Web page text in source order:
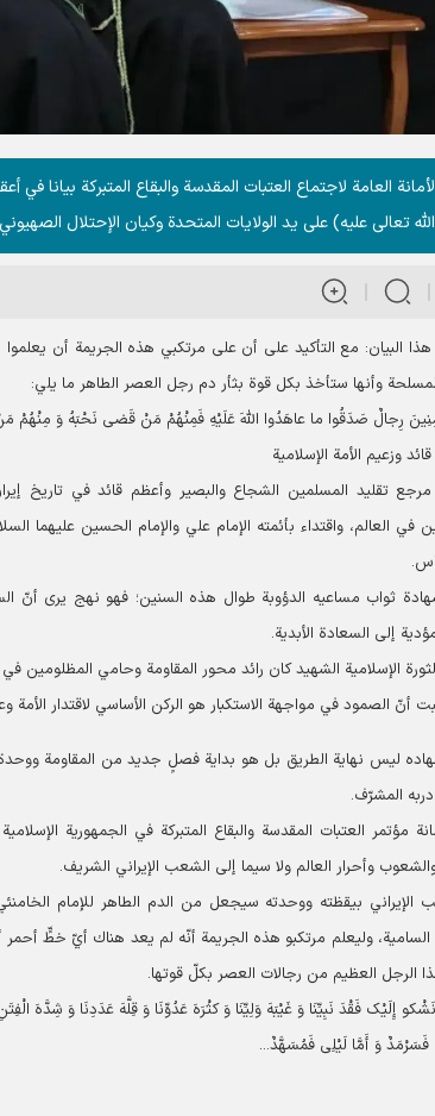
العامة لاجتماع العتبات المقدسة والبقاع المتبرکة بیانا
تعالى عليه) على يد الولايات المتحدة وکیان الإحتلال الصهیوني
البيان: مع التأكيد على أن على مرتكبي هذه الجريمة أن
المسلحة وأنها ستأخذ بكل قوة بثأر دم رجل العصر الطاهر ما يلي:
رِجالٌ صَدَقُوا ما عاهَدُوا اللّهَ عَلَیْهِ فَمِنْهُمْ مَنْ قَضى نَحْبَهُ وَ مِنْهُمْ مَنْ
وزعيم الأمة الإسلامية
تقلید المسلمین الشجاع والبصير وأعظم قائد في تاريخ
في العالم، واقتداء بأئمته الإمام علي والإمام الحسين
ثواب مساعيه الدؤوبة طوال هذه السنين؛ فهو نهج يرى أنّ
إلى السعادة الأبدية.
الإسلامية الشهید کان رائد محور المقاومة وحامي المظلومين
أنّ الصمود في مواجهة الاستكبار هو الركن الأساسي لاقتدار الأمة
ليس نهاية الطريق بل هو بداية فصلٍ جديد من المقاومة ووحدة
المشرّف.
مؤتمر العتبات المقدسة والبقاع المتبركة في الجمهوریة
وأحرار العالم ولا سيما إلى الشعب الإيراني الشريف.
الإيراني بيقظته ووحدته سيجعل من الدم الطاهر للإمام
السامیة، وليعلم مرتكبو هذه الجريمة أنّه لم يعد هناك أيّ خطٍّ أحمر
الرجل العظيم من رجالات العصر بكلّ قوتها.
نَشْکو إِلَیْک فَقْدَ نَبِیِّنَا وَ غَیْبَهَ وَلِیِّنَا وَ کثْرَهَ عَدُوِّنَا وَ قِلَّهَ عَدَدِنَا وَ شِدَّهَ
فَسَرْمَدٌ وَ أَمَّا لَیْلِی فَمُسَهَّدٌ...